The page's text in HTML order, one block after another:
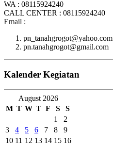
WA : 08115924240
CALL CENTER : 08115924240
Email :
pn_tanahgrogot@yahoo.com
pn.tanahgrogot@gmail.com
Kalender Kegiatan
August 2026
M T W T F S
S
1
2
3
4 5 6 7 8
9
10 11 12 13 14 15 16